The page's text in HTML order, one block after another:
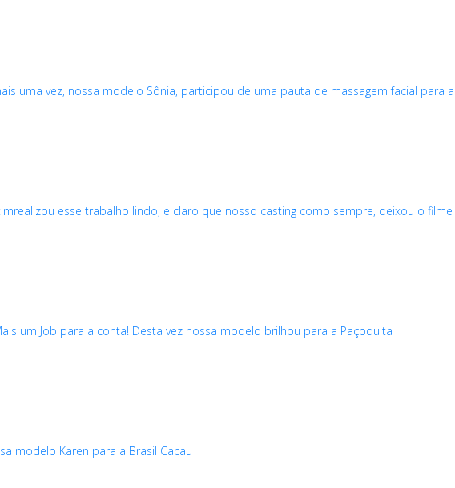
uma vez, nossa modelo Sônia, participou de uma pauta de massagem facial para
esse trabalho lindo, e claro que nosso casting como sempre, deixou o
um Job para a conta! Desta vez nossa modelo brilhou para a Paçoquita
modelo Karen para a Brasil Cacau